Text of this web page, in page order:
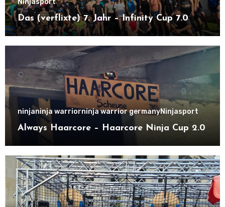
Ninjasport
Das (verflixte) 7. Jahr – Infinity Cup 7.0
ninjaninja warriorninja warrior germanyNinjasport
Always Haarcore – Haarcore Ninja Cup 2.0